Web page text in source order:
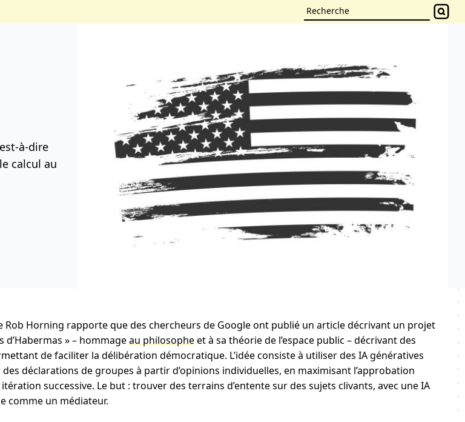
à-dire
calcul au
Rob Horning rapporte que des chercheurs de Google ont publié un articledécrivant un projet
d’Habermas » – hommageau philosopheet à sa théorie de l’espace public – décrivant des
de faciliter la délibération démocratique. L’idée consiste à utiliser des IA génératives
déclarations de groupes à partir d’opinions individuelles, en maximisant l’approbation
successive. Le but : trouver des terrains d’entente sur des sujets clivants, avec une IA
comme un médiateur.